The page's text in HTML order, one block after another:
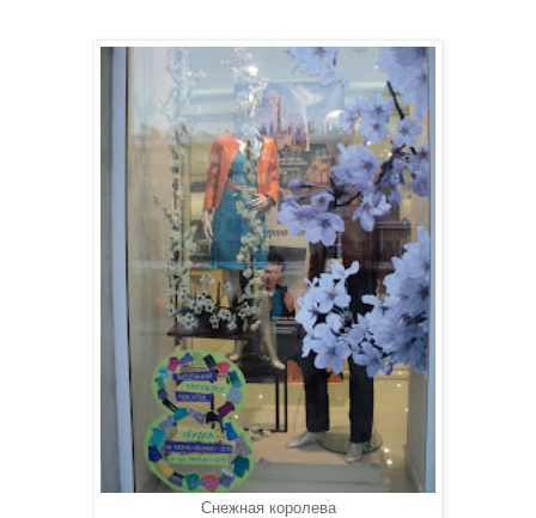
Снежная королева